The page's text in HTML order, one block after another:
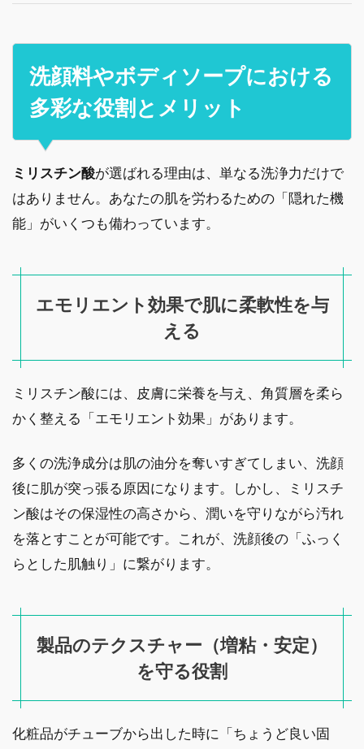
洗顔料やボディソープにおける
多彩な役割とメリット
ミリスチン酸が選ばれる理由は、単なる洗浄力だけで
はありません。あなたの肌を労わるための「隠れた機
能」がいくつも備わっています。
エモリエント効果で肌に柔軟性を与
える
ミリスチン酸には、皮膚に栄養を与え、角質層を柔ら
かく整える「エモリエント効果」があります。
多くの洗浄成分は肌の油分を奪いすぎてしまい、洗顔
後に肌が突っ張る原因になります。しかし、ミリスチ
ン酸はその保湿性の高さから、潤いを守りながら汚れ
を落とすことが可能です。これが、洗顔後の「ふっく
らとした肌触り」に繋がります。
製品のテクスチャー（増粘・安定）
を守る役割
化粧品がチューブから出した時に「ちょうど良い固